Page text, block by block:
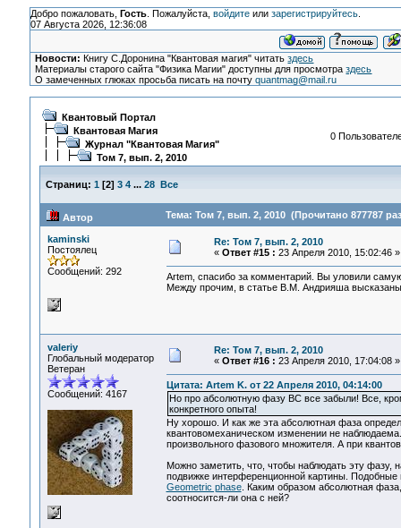
Добро пожаловать, Гость. Пожалуйста, войдитеили зарегистрируйтесь.
07 Августа 2026, 12:36:08
Новости: Книгу С.Доронина "Квантовая магия" читатьздесь
Материалы старого сайта "Физика Магии" доступны для просмотраздесь
О замеченных глюках просьба писать на почтуquantmag@mail.ru
Квантовый Портал
Квантовая Магия
Журнал "Квантовая Магия"
Том 7, вып. 2, 2010
0
Страниц: 1 [2] 3 4 ... 28 Все
Автор Тема: Том 7, вып. 2, 2010 (Прочитано 877787
kaminski
Постоялец
Сообщений: 292
Re: Том 7, вып. 2, 2010
« Ответ #15 : 23 Апреля 2010, 15:02:46 »
Artem, спасибо за комментарий. Вы уловили
Между прочим, в статье В.М. Андрияша
valeriy
Глобальный модератор
Ветеран
Сообщений: 4167
Re: Том 7, вып. 2, 2010
« Ответ #16 : 23 Апреля 2010, 17:04:08 »
Цитата: Artem K. от 22 Апреля 2010, 04:14:00
Но про абсолютную фазу ВС все забыли! Все,
конкретного опыта!
Ну хорошо. И как же эта абсолютная фаза
квантовомеханическом изменении не
произвольного фазового множителя. А при
Можно заметить, что, чтобы наблюдать эту фазу,
подвижке интерференционной картины.
Geometric phase. Каким образом абсолютная
соотносится-ли она с ней?